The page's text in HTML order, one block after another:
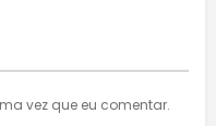
vez que eu comentar.